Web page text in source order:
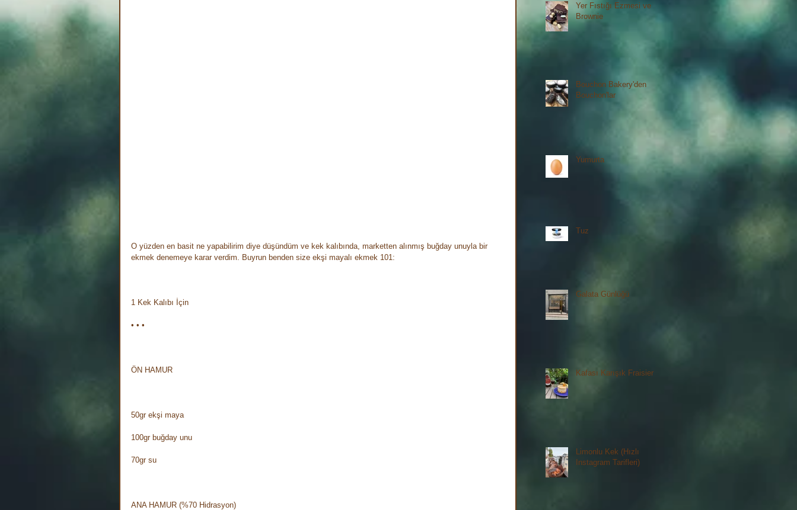
O yüzden en basit ne yapabilirim diye düşündüm ve kek kalıbında, marketten alınmış buğday unuyla bir
ekmek denemeye karar verdim. Buyrun benden size ekşi mayalı ekmek 101:⠀
1 Kek Kalıbı İçin⠀
• • • ⠀
ÖN HAMUR⠀
50gr ekşi maya⠀
100gr buğday unu⠀
70gr su⠀
ANA HAMUR (%70 Hidrasyon)⠀
Yer Fıstığı Ezmesi ve
Brownie
Bouchon Bakery'den
Bouchon'lar
Yumurta
Tuz
Galata Günlüğü
Kafası Karışık Fraisier
Limonlu Kek (Hızlı
Instagram Tarifleri)